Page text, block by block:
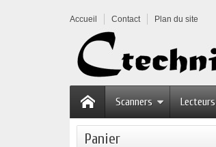
Accueil Contact Plan du site
Scanners Lecteurs
Panier